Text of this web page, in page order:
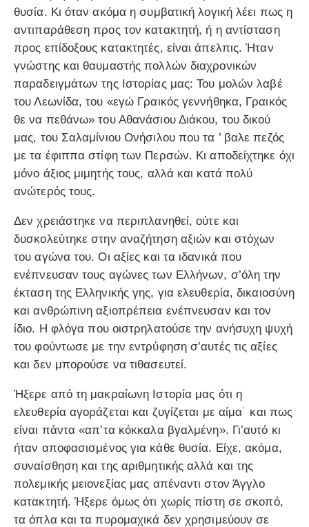
θυσία. Κι όταν ακόμα η συμβατική λογική λέει πως η
αντιπαράθεση προς τον κατακτητή, ή η αντίσταση
προς επίδοξους κατακτητές, είναι άπελπις. Ήταν
γνώστης και θαυμαστής πολλών διαχρονικών
παραδειγμάτων της Ιστορίας μας: Του μολών λαβέ
του Λεωνίδα, του «εγώ Γραικός γεννήθηκα, Γραικός
θε να πεθάνω» του Αθανάσιου Διάκου, του δικού
μας, του Σαλαμίνιου Ονήσιλου που τα ’ βαλε πεζός
με τα έφιππα στίφη των Περσών. Κι αποδείχτηκε όχι
μόνο άξιος μιμητής τους, αλλά και κατά πολύ
ανώτερός τους.
Δεν χρειάστηκε να περιπλανηθεί, ούτε και
δυσκολεύτηκε στην αναζήτηση αξιών και στόχων
του αγώνα του. Οι αξίες και τα ιδανικά που
ενέπνευσαν τους αγώνες των Ελλήνων, σ’όλη την
έκταση της Ελληνικής γης, για ελευθερία, δικαιοσύνη
και ανθρώπινη αξιοπρέπεια ενέπνευσαν και τον
ίδιο. Η φλόγα που οιστρηλατούσε την ανήσυχη ψυχή
του φούντωσε με την εντρύφηση σ’αυτές τις αξίες
και δεν μπορούσε να τιθασευτεί.
Ήξερε από τη μακραίωνη Ιστορία μας ότι η
ελευθερία αγοράζεται και ζυγίζεται με αίμα˙ και πως
είναι πάντα «απ’τα κόκκαλα βγαλμένη». Γι’αυτό κι
ήταν αποφασισμένος για κάθε θυσία. Είχε, ακόμα,
συναίσθηση και της αριθμητικής αλλά και της
πολεμικής μειονεξίας μας απέναντι στον Άγγλο
κατακτητή. Ήξερε όμως ότι χωρίς πίστη σε σκοπό,
τα όπλα και τα πυρομαχικά δεν χρησιμεύουν σε